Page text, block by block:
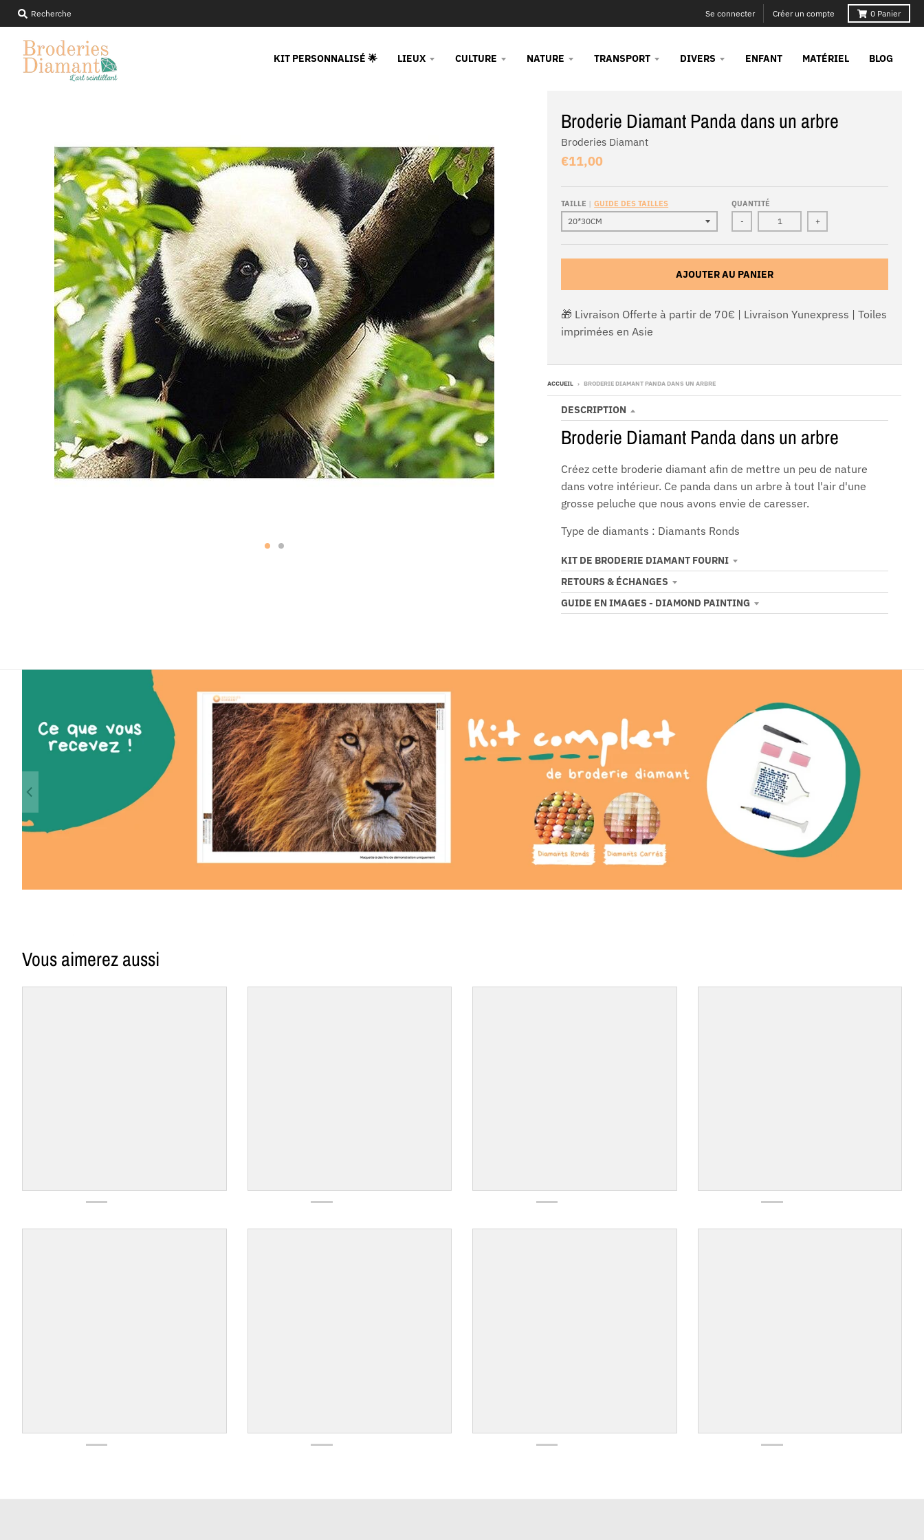
Recherche Se connecter Créer un compte 0 Panier
KIT PERSONNALISÉ 🌟 LIEUX CULTURE NATURE TRANSPORT DIVERS ENFANT MATÉRIEL BLOG
Broderie Diamant Panda dans un arbre
Broderies Diamant
€11,00
TAILLE GUIDE DES TAILLES QUANTITÉ
- +
AJOUTER AU PANIER
🎁 Livraison Offerte à partir de 70€ | Livraison Yunexpress | Toiles
imprimées en Asie
ACCUEIL › BRODERIE DIAMANT PANDA DANS UN ARBRE
DESCRIPTION
Broderie Diamant Panda dans un arbre
Créez cette broderie diamant afin de mettre un peu de nature
dans votre intérieur. Ce panda dans un arbre à tout l'air d'une
grosse peluche que nous avons envie de caresser.
Type de diamants : Diamants Ronds
KIT DE BRODERIE DIAMANT FOURNI
RETOURS & ÉCHANGES
GUIDE EN IMAGES - DIAMOND PAINTING
Vous aimerez aussi